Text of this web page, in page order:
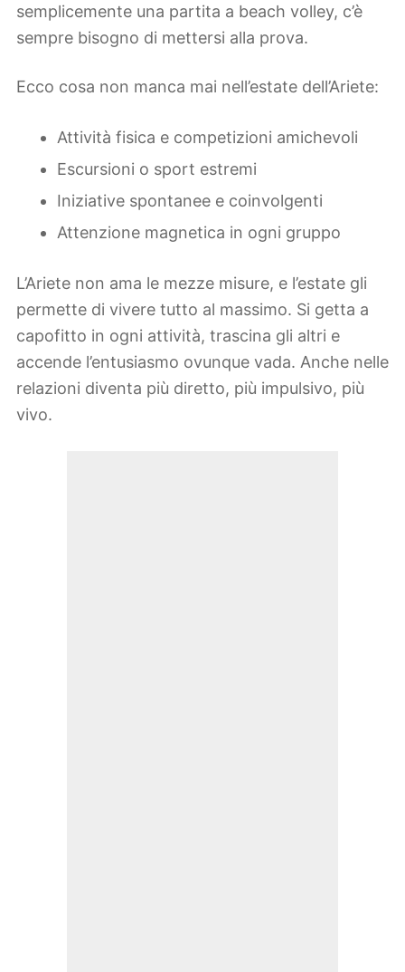
semplicemente una partita a beach volley, c’è
sempre bisogno di mettersi alla prova.
Ecco cosa non manca mai nell’estate dell’Ariete:
Attività fisica e competizioni amichevoli
Escursioni o sport estremi
Iniziative spontanee e coinvolgenti
Attenzione magnetica in ogni gruppo
L’Ariete non ama le mezze misure, e l’estate gli
permette di vivere tutto al massimo. Si getta a
capofitto in ogni attività, trascina gli altri e
accende l’entusiasmo ovunque vada. Anche nelle
relazioni diventa più diretto, più impulsivo, più
vivo.